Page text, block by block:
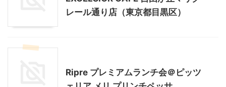
レール通り店（東京都目黒区）
Ripre プレミアムランチ会＠ピッツ